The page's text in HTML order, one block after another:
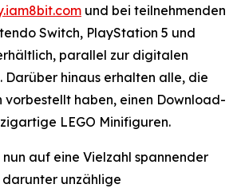
und bei teilnehmenden
Switch, PlayStation 5 und
parallel zur digitalen
Darüber hinaus erhalten alle, die
vorbestellt haben, einen Download-
LEGO Minifiguren.
nun auf eine Vielzahl spannender
unzählige